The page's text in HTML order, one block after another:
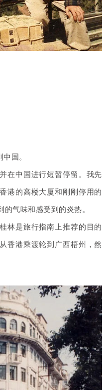
国。
在中国进行短暂停留。我先
港的高楼大厦和刚刚停用的
气味和感受到的炎热。
林是旅行指南上推荐的目的
香港乘渡轮到广西梧州，然